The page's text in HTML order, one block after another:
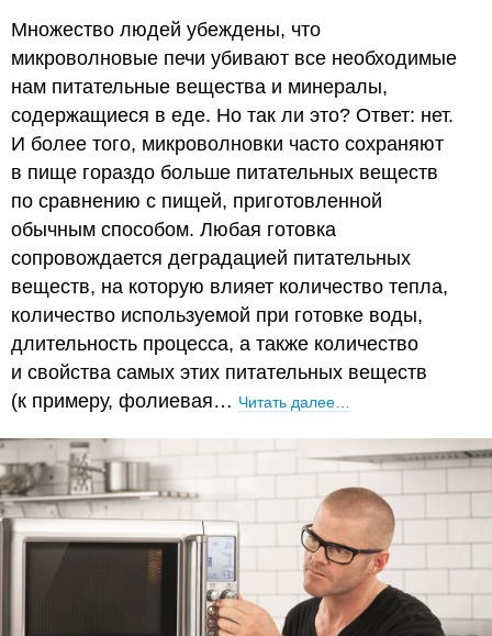
Множество людей убеждены, что
микроволновые печи убивают все необходимые
нам питательные вещества и минералы,
содержащиеся в еде. Но так ли это? Ответ: нет.
И более того, микроволновки часто сохраняют
в пище гораздо больше питательных веществ
по сравнению с пищей, приготовленной
обычным способом. Любая готовка
сопровождается деградацией питательных
веществ, на которую влияет количество тепла,
количество используемой при готовке воды,
длительность процесса, а также количество
и свойства самых этих питательных веществ
(к примеру, фолиевая… Читать далее…